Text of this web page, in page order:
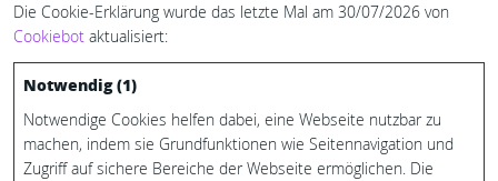
Die Cookie-Erklärung wurde das letzte Mal am 30/07/2026 von
Cookiebot aktualisiert:
Notwendig (1)
Notwendige Cookies helfen dabei, eine Webseite nutzbar zu
machen, indem sie Grundfunktionen wie Seitennavigation und
Zugriff auf sichere Bereiche der Webseite ermöglichen. Die